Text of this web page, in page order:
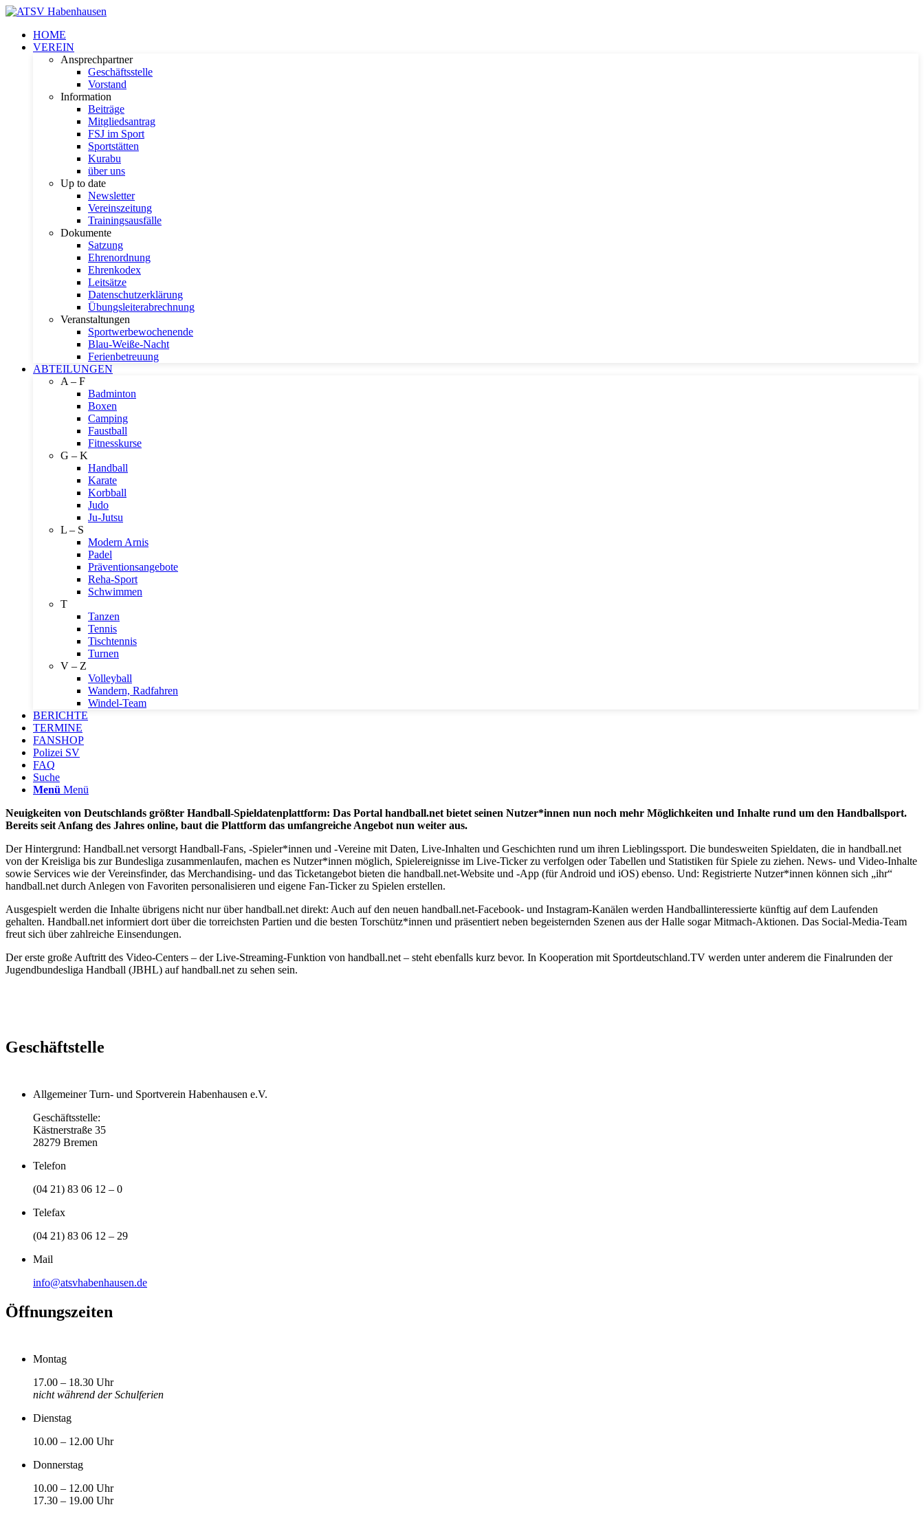
HOME
VEREIN
Ansprechpartner
Geschäftsstelle
Vorstand
Information
Beiträge
Mitgliedsantrag
FSJ im Sport
Sportstätten
Kurabu
über uns
Up to date
Newsletter
Vereinszeitung
Trainingsausfälle
Dokumente
Satzung
Ehrenordnung
Ehrenkodex
Leitsätze
Datenschutzerklärung
Übungsleiterabrechnung
Veranstaltungen
Sportwerbewochenende
Blau-Weiße-Nacht
Ferienbetreuung
ABTEILUNGEN
A – F
Badminton
Boxen
Camping
Faustball
Fitnesskurse
G – K
Handball
Karate
Korbball
Judo
Ju-Jutsu
L – S
Modern Arnis
Padel
Präventionsangebote
Reha-Sport
Schwimmen
T
Tanzen
Tennis
Tischtennis
Turnen
V – Z
Volleyball
Wandern, Radfahren
Windel-Team
BERICHTE
TERMINE
FANSHOP
Polizei SV
FAQ
Suche
Menü Menü
Neuigkeiten von Deutschlands größter Handball-Spieldatenplattform: Das Portal handball.net bietet seinen Nutzer*innen nun noch mehr Möglichkeiten und Inhalte rund um den Handballsport.
Bereits seit Anfang des Jahres online, baut die Plattform das umfangreiche Angebot nun weiter aus.
Der Hintergrund: Handball.net versorgt Handball-Fans, -Spieler*innen und -Vereine mit Daten, Live-Inhalten und Geschichten rund um ihren Lieblingssport. Die bundesweiten Spieldaten, die in handball.net
von der Kreisliga bis zur Bundesliga zusammenlaufen, machen es Nutzer*innen möglich, Spielereignisse im Live-Ticker zu verfolgen oder Tabellen und Statistiken für Spiele zu ziehen. News- und Video-Inhalte
sowie Services wie der Vereinsfinder, das Merchandising- und das Ticketangebot bieten die handball.net-Website und -App (für Android und iOS) ebenso. Und: Registrierte Nutzer*innen können sich „ihr“
handball.net durch Anlegen von Favoriten personalisieren und eigene Fan-Ticker zu Spielen erstellen.
Ausgespielt werden die Inhalte übrigens nicht nur über handball.net direkt: Auch auf den neuen handball.net-Facebook- und Instagram-Kanälen werden Handballinteressierte künftig auf dem Laufenden
gehalten. Handball.net informiert dort über die torreichsten Partien und die besten Torschütz*innen und präsentiert neben begeisternden Szenen aus der Halle sogar Mitmach-Aktionen. Das Social-Media-Team
freut sich über zahlreiche Einsendungen.
Der erste große Auftritt des Video-Centers – der Live-Streaming-Funktion von handball.net – steht ebenfalls kurz bevor. In Kooperation mit Sportdeutschland.TV werden unter anderem die Finalrunden der
Jugendbundesliga Handball (JBHL) auf handball.net zu sehen sein.
Geschäftstelle
Allgemeiner Turn- und Sportverein Habenhausen e.V.
Geschäftsstelle:
Kästnerstraße 35
28279 Bremen
Telefon
(04 21) 83 06 12 – 0
Telefax
(04 21) 83 06 12 – 29
Mail
info@atsvhabenhausen.de
Öffnungszeiten
Montag
17.00 – 18.30 Uhr
nicht während der Schulferien
Dienstag
10.00 – 12.00 Uhr
Donnerstag
10.00 – 12.00 Uhr
17.30 – 19.00 Uhr